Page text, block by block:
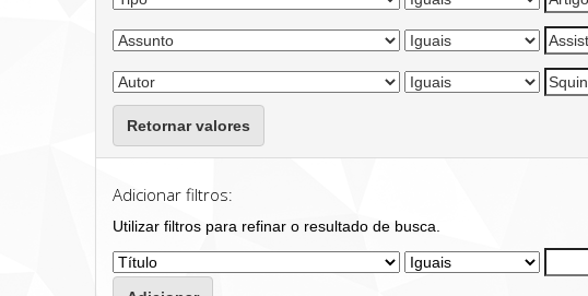
Retornar valores
Adicionar filtros:
Utilizar filtros para refinar o resultado de busca.